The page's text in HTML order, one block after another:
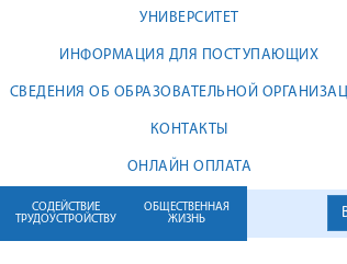
УНИВЕРСИТЕТ
ИНФОРМАЦИЯ ДЛЯ ПОСТУПАЮЩИХ
СВЕДЕНИЯ ОБ ОБРАЗОВАТЕЛЬНОЙ
КОНТАКТЫ
ОНЛАЙН ОПЛАТА
СОДЕЙСТВИЕ
ТРУДОУСТРОЙСТВУ
ОБЩЕСТВЕННАЯ
ЖИЗНЬ